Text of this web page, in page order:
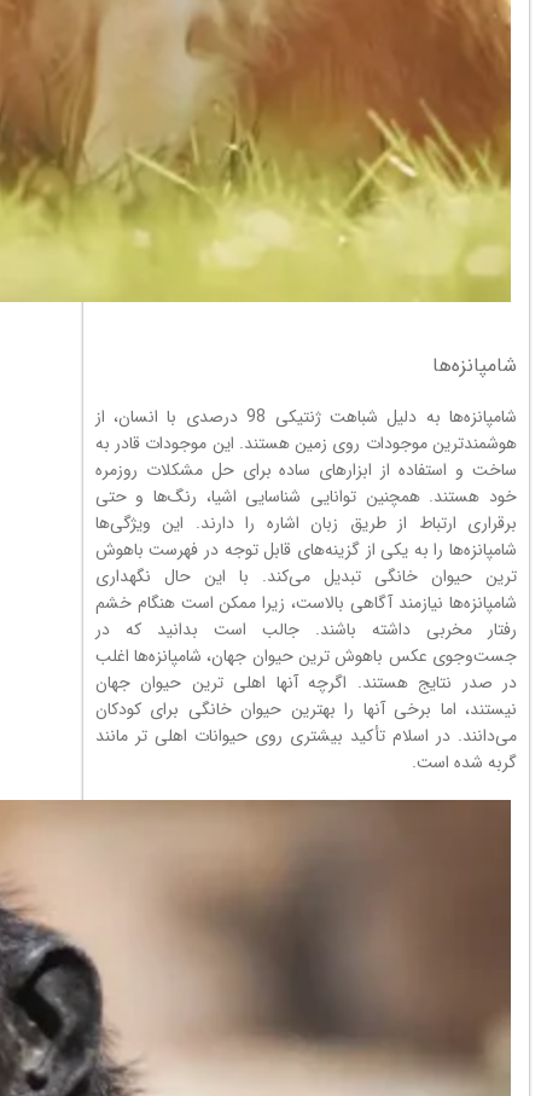
شامپانزه‌ها
شامپانزه‌ها به دلیل شباهت ژنتیکی 98 درصدی با انسان، از
هوشمندترین موجودات روی زمین هستند. این موجودات قادر به
ساخت و استفاده از ابزارهای ساده برای حل مشکلات روزمره
خود هستند. همچنین توانایی شناسایی اشیا، رنگ‌ها و حتی
برقراری ارتباط از طریق زبان اشاره را دارند. این ویژگی‌ها
شامپانزه‌ها را به یکی از گزینه‌های قابل توجه در فهرست باهوش
ترین حیوان خانگی تبدیل می‌کند. با این حال نگهداری
شامپانزه‌ها نیازمند آگاهی بالاست، زیرا ممکن است هنگام خشم
رفتار مخربی داشته باشند. جالب است بدانید که در
جست‌وجوی عکس باهوش ترین حیوان جهان، شامپانزه‌ها اغلب
در صدر نتایج هستند. اگرچه آنها اهلی ترین حیوان جهان
نیستند، اما برخی آنها را بهترین حیوان خانگی برای کودکان
می‌دانند. در اسلام تأکید بیشتری روی حیوانات اهلی تر مانند
گربه شده است.